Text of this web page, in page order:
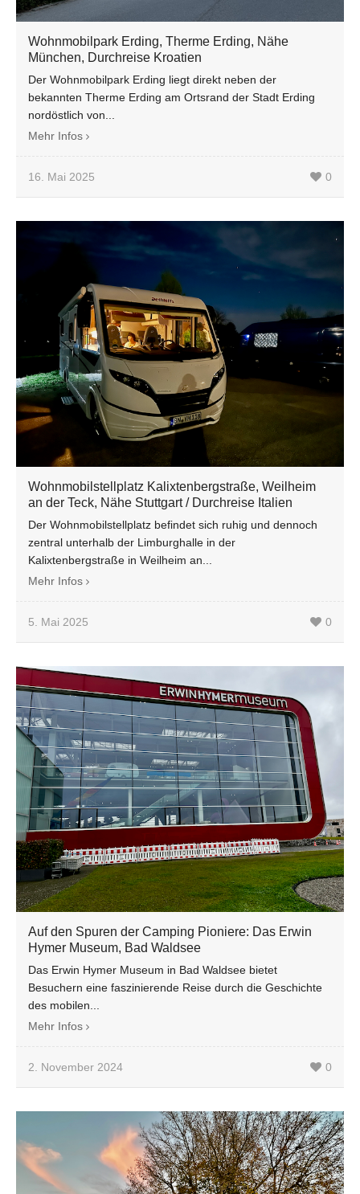
Wohnmobilpark Erding, Therme Erding, Nähe
München, Durchreise Kroatien
Der Wohnmobilpark Erding liegt direkt neben der
bekannten Therme Erding am Ortsrand der Stadt Erding
nordöstlich von...
Mehr Infos
16. Mai 2025 0
Wohnmobilstellplatz Kalixtenbergstraße, Weilheim
an der Teck, Nähe Stuttgart / Durchreise Italien
Der Wohnmobilstellplatz befindet sich ruhig und dennoch
zentral unterhalb der Limburghalle in der
Kalixtenbergstraße in Weilheim an...
Mehr Infos
5. Mai 2025 0
Auf den Spuren der Camping Pioniere: Das Erwin
Hymer Museum, Bad Waldsee
Das Erwin Hymer Museum in Bad Waldsee bietet
Besuchern eine faszinierende Reise durch die Geschichte
des mobilen...
Mehr Infos
2. November 2024 0